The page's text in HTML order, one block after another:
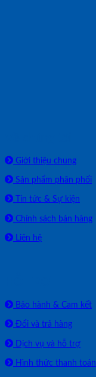
Giới thiệu chung
Sản phẩm phân phối
Tin tức & Sự kiện
Chính sách bán hàng
Liên hệ
Bảo hành & Cam kết
Đổi và trả hàng
Dịch vụ và hỗ trợ
Hình thức thanh toán